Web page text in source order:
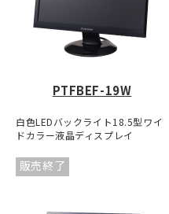
PTFBEF-19W
白色LEDバックライト18.5型ワイ
ドカラー液晶ディスプレイ
販売終了